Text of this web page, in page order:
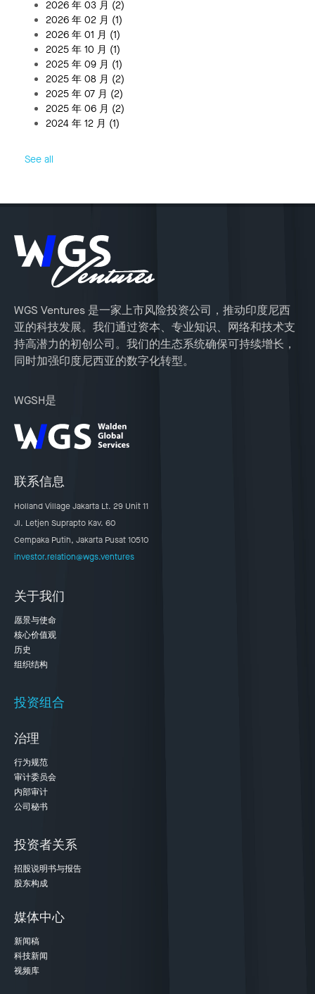
2026 年 03 月 (2)
2026 年 02 月 (1)
2026 年 01 月 (1)
2025 年 10 月 (1)
2025 年 09 月 (1)
2025 年 08 月 (2)
2025 年 07 月 (2)
2025 年 06 月 (2)
2024 年 12 月 (1)
See all
WGS Ventures 是一家上市风险投资公司，推动印度尼西
亚的科技发展。我们通过资本、专业知识、网络和技术支
持高潜力的初创公司。我们的生态系统确保可持续增长，
同时加强印度尼西亚的数字化转型。
WGSH是
联系信息
Holland Village Jakarta Lt. 29 Unit 11
Jl. Letjen Suprapto Kav. 60
Cempaka Putih, Jakarta Pusat 10510
investor.relation@wgs.ventures
关于我们
愿景与使命
核心价值观
历史
组织结构
投资组合
治理
行为规范
审计委员会
内部审计
公司秘书
投资者关系
招股说明书与报告
股东构成
媒体中心
新闻稿
科技新闻
视频库